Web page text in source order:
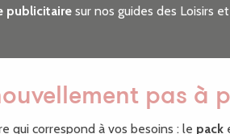
publicitaire sur nos guides des Loisirs
pas à
qui correspond à vos besoins : le pack